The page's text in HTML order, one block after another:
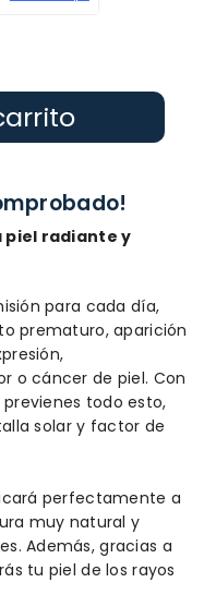
piel radiante y
para cada día,
prematuro, aparición
o cáncer de piel. Con
previenes todo esto,
solar y factor de
perfectamente a
muy natural y
Además, gracias a
tu piel de los rayos